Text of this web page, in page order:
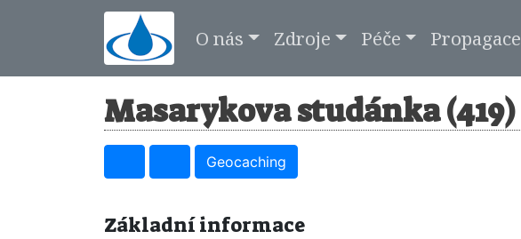
O nás Zdroje Péče Propagace
Masarykova studánka (419)
Geocaching
Základní informace